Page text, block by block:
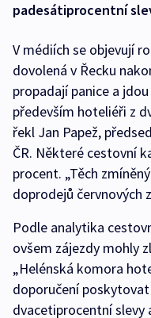
padesátiprocentní
V médiích se objevují
dovolená v Řecku
propadají panice a
především hoteliéři z
řekl Jan Papež,
ČR. Některé cestovní
procent. „Těch
doprodejů červnových
Podle analytika
ovšem zájezdy mohly
„Helénská komora
doporučení
dvacetiprocentní slevy